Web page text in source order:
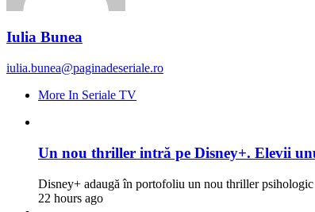
Iulia Bunea
iulia.bunea@paginadeseriale.ro
More In Seriale TV
Un nou thriller intră pe Disney+. Elevii
Disney+ adaugă în portofoliu un nou thriller
22 hours ago